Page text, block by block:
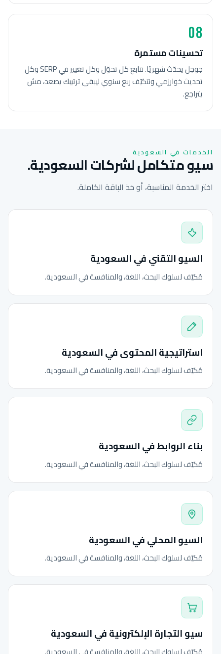
08
تحسينات مستمرة
جوجل يحدّث شهريًا. نتابع كل تحوّل وكل تغيير في SERP وكل
تحديث خوارزمي ونتكيّف ربع سنوي ليبقى ترتيبك يصعد، مش
يتراجع.
الخدمات في السعودية
سيو متكامل لشركات السعودية.
اختر الخدمة المناسبة، أو خذ الباقة الكاملة.
السيو التقني في السعودية
مُكيّف لسلوك البحث، اللغة، والمنافسة في السعودية.
استراتيجية المحتوى في السعودية
مُكيّف لسلوك البحث، اللغة، والمنافسة في السعودية.
بناء الروابط في السعودية
مُكيّف لسلوك البحث، اللغة، والمنافسة في السعودية.
السيو المحلي في السعودية
مُكيّف لسلوك البحث، اللغة، والمنافسة في السعودية.
سيو التجارة الإلكترونية في السعودية